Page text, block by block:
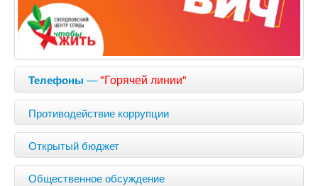
Телефоны —"Горячей линии"
Противодействие коррупции
Открытый бюджет
Общественное обсуждение